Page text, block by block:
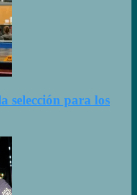
selección para los